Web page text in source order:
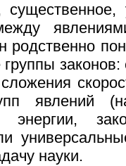
родственно
явлений
энергии,
науки.